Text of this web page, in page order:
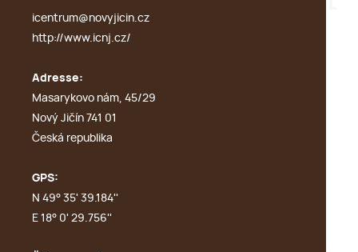
icentrum@novyjicin.cz
http://www.icnj.cz/
Adresse:
Masarykovo nám, 45/29
Nový Jičín 741 01
Česká republika
GPS:
N 49° 35' 39.184''
E 18° 0' 29.756''